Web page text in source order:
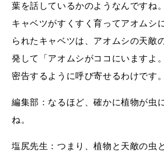
葉を話しているかのようなんですね
キャベツがすくすく育ってアオムシ
られたキャベツは、アオムシの天敵
発して「アオムシがココにいますよ
密告するように呼び寄せるわけです。
編集部：なるほど、確かに植物が虫
ね。
塩尻先生：つまり、植物と天敵の虫